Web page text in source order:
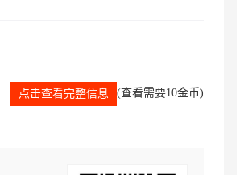
点击查看完整信息 (查看需要10金币)